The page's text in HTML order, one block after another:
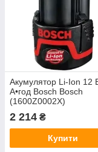
Акумулятор Li-Ion 12
А•год Bosch Bosch
(1600Z0002X)
2 214 ₴
Купити